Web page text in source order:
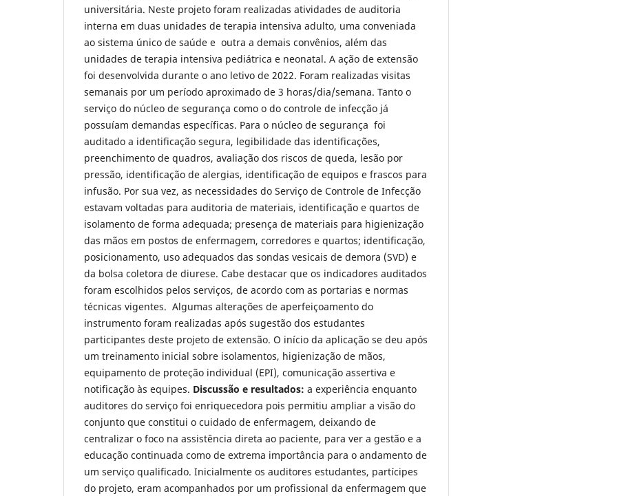
universitária. Neste projeto foram realizadas atividades de auditoria
interna em duas unidades de terapia intensiva adulto, uma conveniada
ao sistema único de saúde e outra a demais convênios, além das
unidades de terapia intensiva pediátrica e neonatal. A ação de extensão
foi desenvolvida durante o ano letivo de 2022. Foram realizadas visitas
semanais por um período aproximado de 3 horas/dia/semana. Tanto o
serviço do núcleo de segurança como o do controle de infecção já
possuíam demandas específicas. Para o núcleo de segurança foi
auditado a identificação segura, legibilidade das identificações,
preenchimento de quadros, avaliação dos riscos de queda, lesão por
pressão, identificação de alergias, identificação de equipos e frascos para
infusão. Por sua vez, as necessidades do Serviço de Controle de Infecção
estavam voltadas para auditoria de materiais, identificação e quartos de
isolamento de forma adequada; presença de materiais para higienização
das mãos em postos de enfermagem, corredores e quartos; identificação,
posicionamento, uso adequados das sondas vesicais de demora (SVD) e
da bolsa coletora de diurese. Cabe destacar que os indicadores auditados
foram escolhidos pelos serviços, de acordo com as portarias e normas
técnicas vigentes. Algumas alterações de aperfeiçoamento do
instrumento foram realizadas após sugestão dos estudantes
participantes deste projeto de extensão. O início da aplicação se deu após
um treinamento inicial sobre isolamentos, higienização de mãos,
equipamento de proteção individual (EPI), comunicação assertiva e
notificação às equipes. Discussão e resultados: a experiência enquanto
auditores do serviço foi enriquecedora pois permitiu ampliar a visão do
conjunto que constitui o cuidado de enfermagem, deixando de
centralizar o foco na assistência direta ao paciente, para ver a gestão e a
educação continuada como de extrema importância para o andamento de
um serviço qualificado. Inicialmente os auditores estudantes, partícipes
do projeto, eram acompanhados por um profissional da enfermagem que